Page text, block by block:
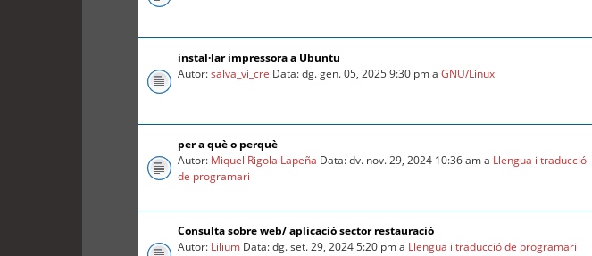
instal·lar impressora a Ubuntu
Autor:salva_vi_cre Data: dg. gen. 05, 2025 9:30 pm aGNU/Linux
per a què o perquè
Autor: Miquel Rigola Lapeña Data: dv. nov. 29, 2024 10:36 am a Llengua i traducció
de programari
Consulta sobre web/ aplicació sector restauració
Autor: Lilium Data: dg. set. 29, 2024 5:20 pm a Llengua i traducció de programari